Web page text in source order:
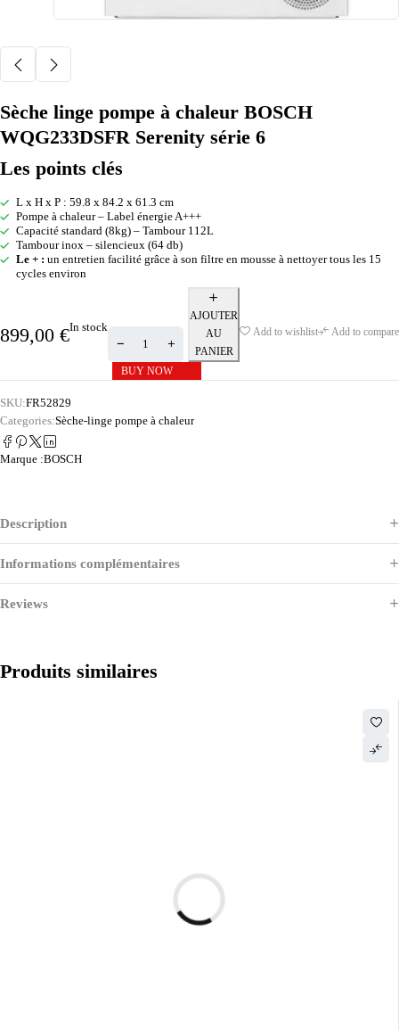
Sèche linge pompe à chaleur BOSCH
WQG233DSFR Serenity série 6
Les points clés
L x H x P : 59.8 x 84.2 x 61.3 cm
Pompe à chaleur – Label énergie A+++
Capacité standard (8kg) – Tambour 112L
Tambour inox – silencieux (64 db)
Le + : un entretien facilité grâce à son filtre en mousse à nettoyer tous les 15
cycles environ
899,00 €In stock
AJOUTER
AU
PANIER
BUY NOW
Add to wishlist Add to compare
SKU:FR52829
Categories:Sèche-linge pompe à chaleur
Marque :BOSCH
Description
Informations complémentaires
Reviews
Produits similaires